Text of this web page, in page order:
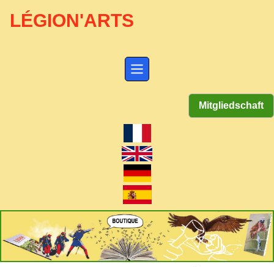
LÉGION'ARTS
Mitgliedschaft